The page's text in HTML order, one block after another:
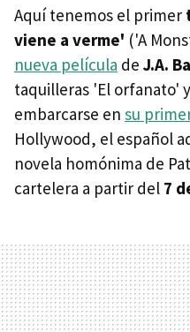
Aquí tenemos el primer
viene a verme' ('A
nueva película de J.A.
taquilleras 'El orfanato' y
embarcarse en su
Hollywood, el español
novela homónima de
cartelera a partir del 7